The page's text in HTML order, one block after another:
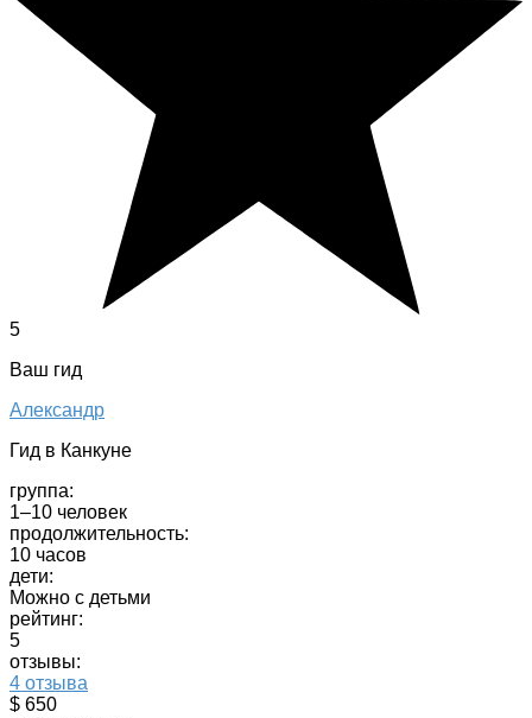
5
Ваш гид
Александр
Гид в Канкуне
группа:
1–10 человек
продолжительность:
10 часов
дети:
Можно с детьми
рейтинг:
5
отзывы:
4 отзыва
$ 650